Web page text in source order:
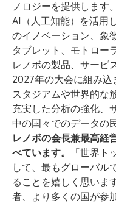
ノロジーを提供します。
AI（人工知能）を活用
のイノベーション、象
タブレット、モトロー
レノボの製品、サービ
2027年の大会に組み込
スタジアムや世界的な
充実した分析の強化、
中の国々でのデータの
レノボの会長兼最高経
べています。
「世界
して、最もグローバル
ることを嬉しく思いま
者、より多くの国が参